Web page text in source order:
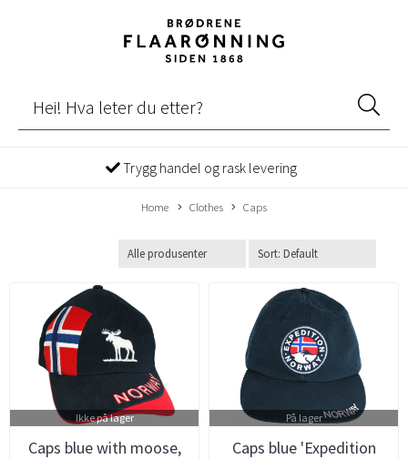
Trygg handel og rask levering
Home Clothes Caps
Ikke på lager
Caps blue with moose,
På lager
Caps blue 'Expedition